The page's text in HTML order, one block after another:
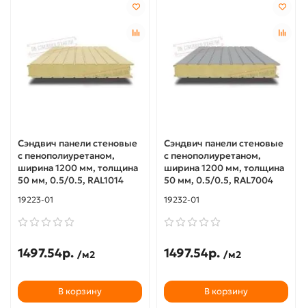
Сэндвич панели стеновые
с пенополиуретаном,
ширина 1200 мм, толщина
50 мм, 0.5/0.5, RAL1014
19223-01
1497.54р. /м2
В корзину
Сэндвич панели стеновые
с пенополиуретаном,
ширина 1200 мм, толщина
50 мм, 0.5/0.5, RAL7004
19232-01
1497.54р. /м2
В корзину